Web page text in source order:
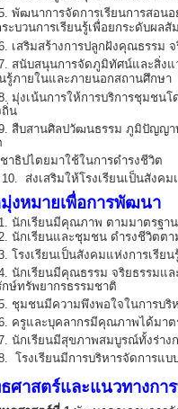
ฒนาการจัดการเรียนการสอนอ
ะบวนการเรียนรู้เพื่อยกระดับผลสั
สริมสร้างการปลูกฝังคุณธรรม จ
นับสนุนการจัดภูมิทัศน์และสิ่งแว
รู้ภายในและภายนอกสถานศึกษา
งเน้นการให้การบริการชุมชนโ
ถิ่น
บสานศิลปวัฒนธรรม ภูมิปัญญาท้
าธิปไตยมาใช้ในการดำรงชีวิต
ส่งเสริมให้โรงเรียนเป็นสังคม
งหมายเพื่อการพัฒนา
1. นักเรียนมีคุณภาพ ตามมาตรฐา
กเรียนและชุมชน ดำรงชีวิตตา
รงเรียนเป็นสังคมแห่งการเรียน
กเรียนมีคุณธรรม จริยธรรมแล
กษ์ทรัพยากรธรรมชาติ
มชนมีความพึงพอใจในการบริห
ครูและบุคลากรมีคุณภาพได้มาต
กเรียนมีสุขภาพสมบูรณ์ทั้งร่าง
รงเรียนมีการบริหารจัดการแบ
ศาสตร์และแนวทางกา